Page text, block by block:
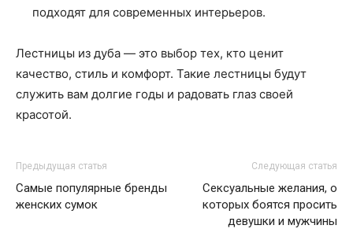
подходят для современных интерьеров.
Лестницы из дуба — это выбор тех, кто ценит
качество, стиль и комфорт. Такие лестницы будут
служить вам долгие годы и радовать глаз своей
красотой.
Предыдущая статья
Самые популярные бренды
женских сумок
Следующая статья
Сексуальные желания, о
которых боятся просить
девушки и мужчины